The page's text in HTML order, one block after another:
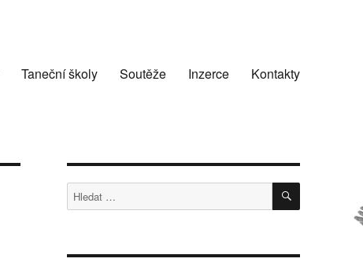
Taneční školy Soutěže Inzerce Kontakty
Hledat: HLEDÁNÍ